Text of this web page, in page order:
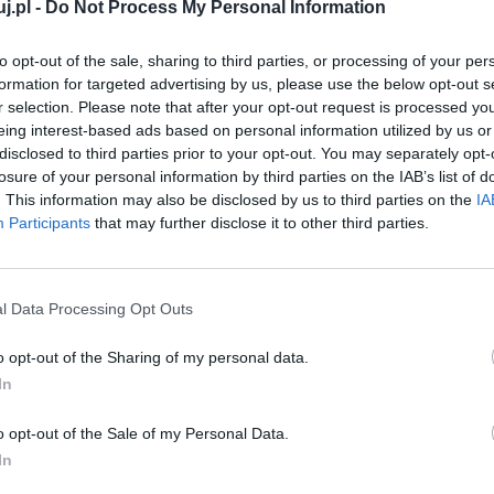
- Do Not Process My Personal Information
opt-out of the sale, sharing to third parties, or processing of your
for targeted advertising by us, please use the below opt-out
selection. Please note that after your opt-out request is processed
interest-based ads based on personal information utilized by us
to third parties prior to your opt-out. You may separately
of your personal information by third parties on the IAB’s list of
This information may also be disclosed by us to third parties on the
Participants that may further disclose it to other third parties.
Data Processing Opt Outs
opt-out of the Sharing of my personal data.
opt-out of the Sale of my Personal Data.
zagrać dojrzałego Konrada. To właśnie
roku 1968, która to inscenizacja w dużej mierze
Holoubka do tej roli miał więc wydźwięk
przełomie transformacji ustrojowej w Polsce.
następują tu różne skróty tekstu ze względu na
z najwyższą pieczołowitością o wydźwięk całości.
muzyka – wszystko to genialnie uzupełnia nastrój
się gdzieś na granicy snu i jawy, życia i śmierci.
postawionemu sobie zadaniu – nie można sobie
podsumowuje profetyczność dzieła. Niemniej
obejrzenia. Oczywiście po uprzedniej lekturze